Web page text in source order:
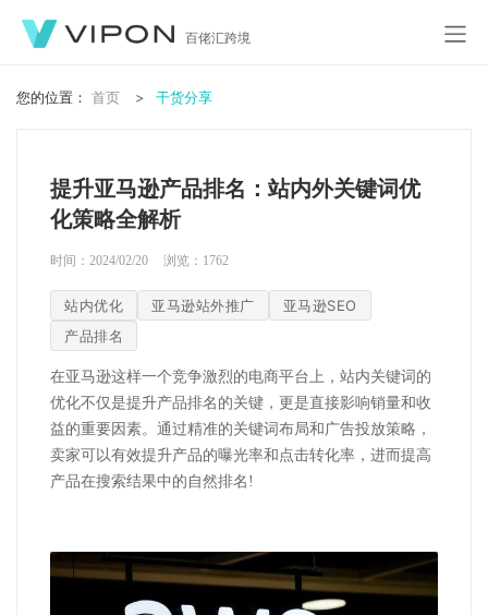
百佬汇跨境
您的位置： 首页 干货分享
提升亚马逊产品排名：站内外关键词优
化策略全解析
时间：2024/02/20 浏览： 1762
站内优化 亚马逊站外推广
亚马逊SEO
产品排名
在亚马逊这样一个竞争激烈的电商平台上，站内关键词的
优化不仅是提升产品排名的关键，更是直接影响销量和收
益的重要因素。通过精准的关键词布局和广告投放策略，
卖家可以有效提升产品的曝光率和点击转化率，进而提高
产品在搜索结果中的自然排名 !